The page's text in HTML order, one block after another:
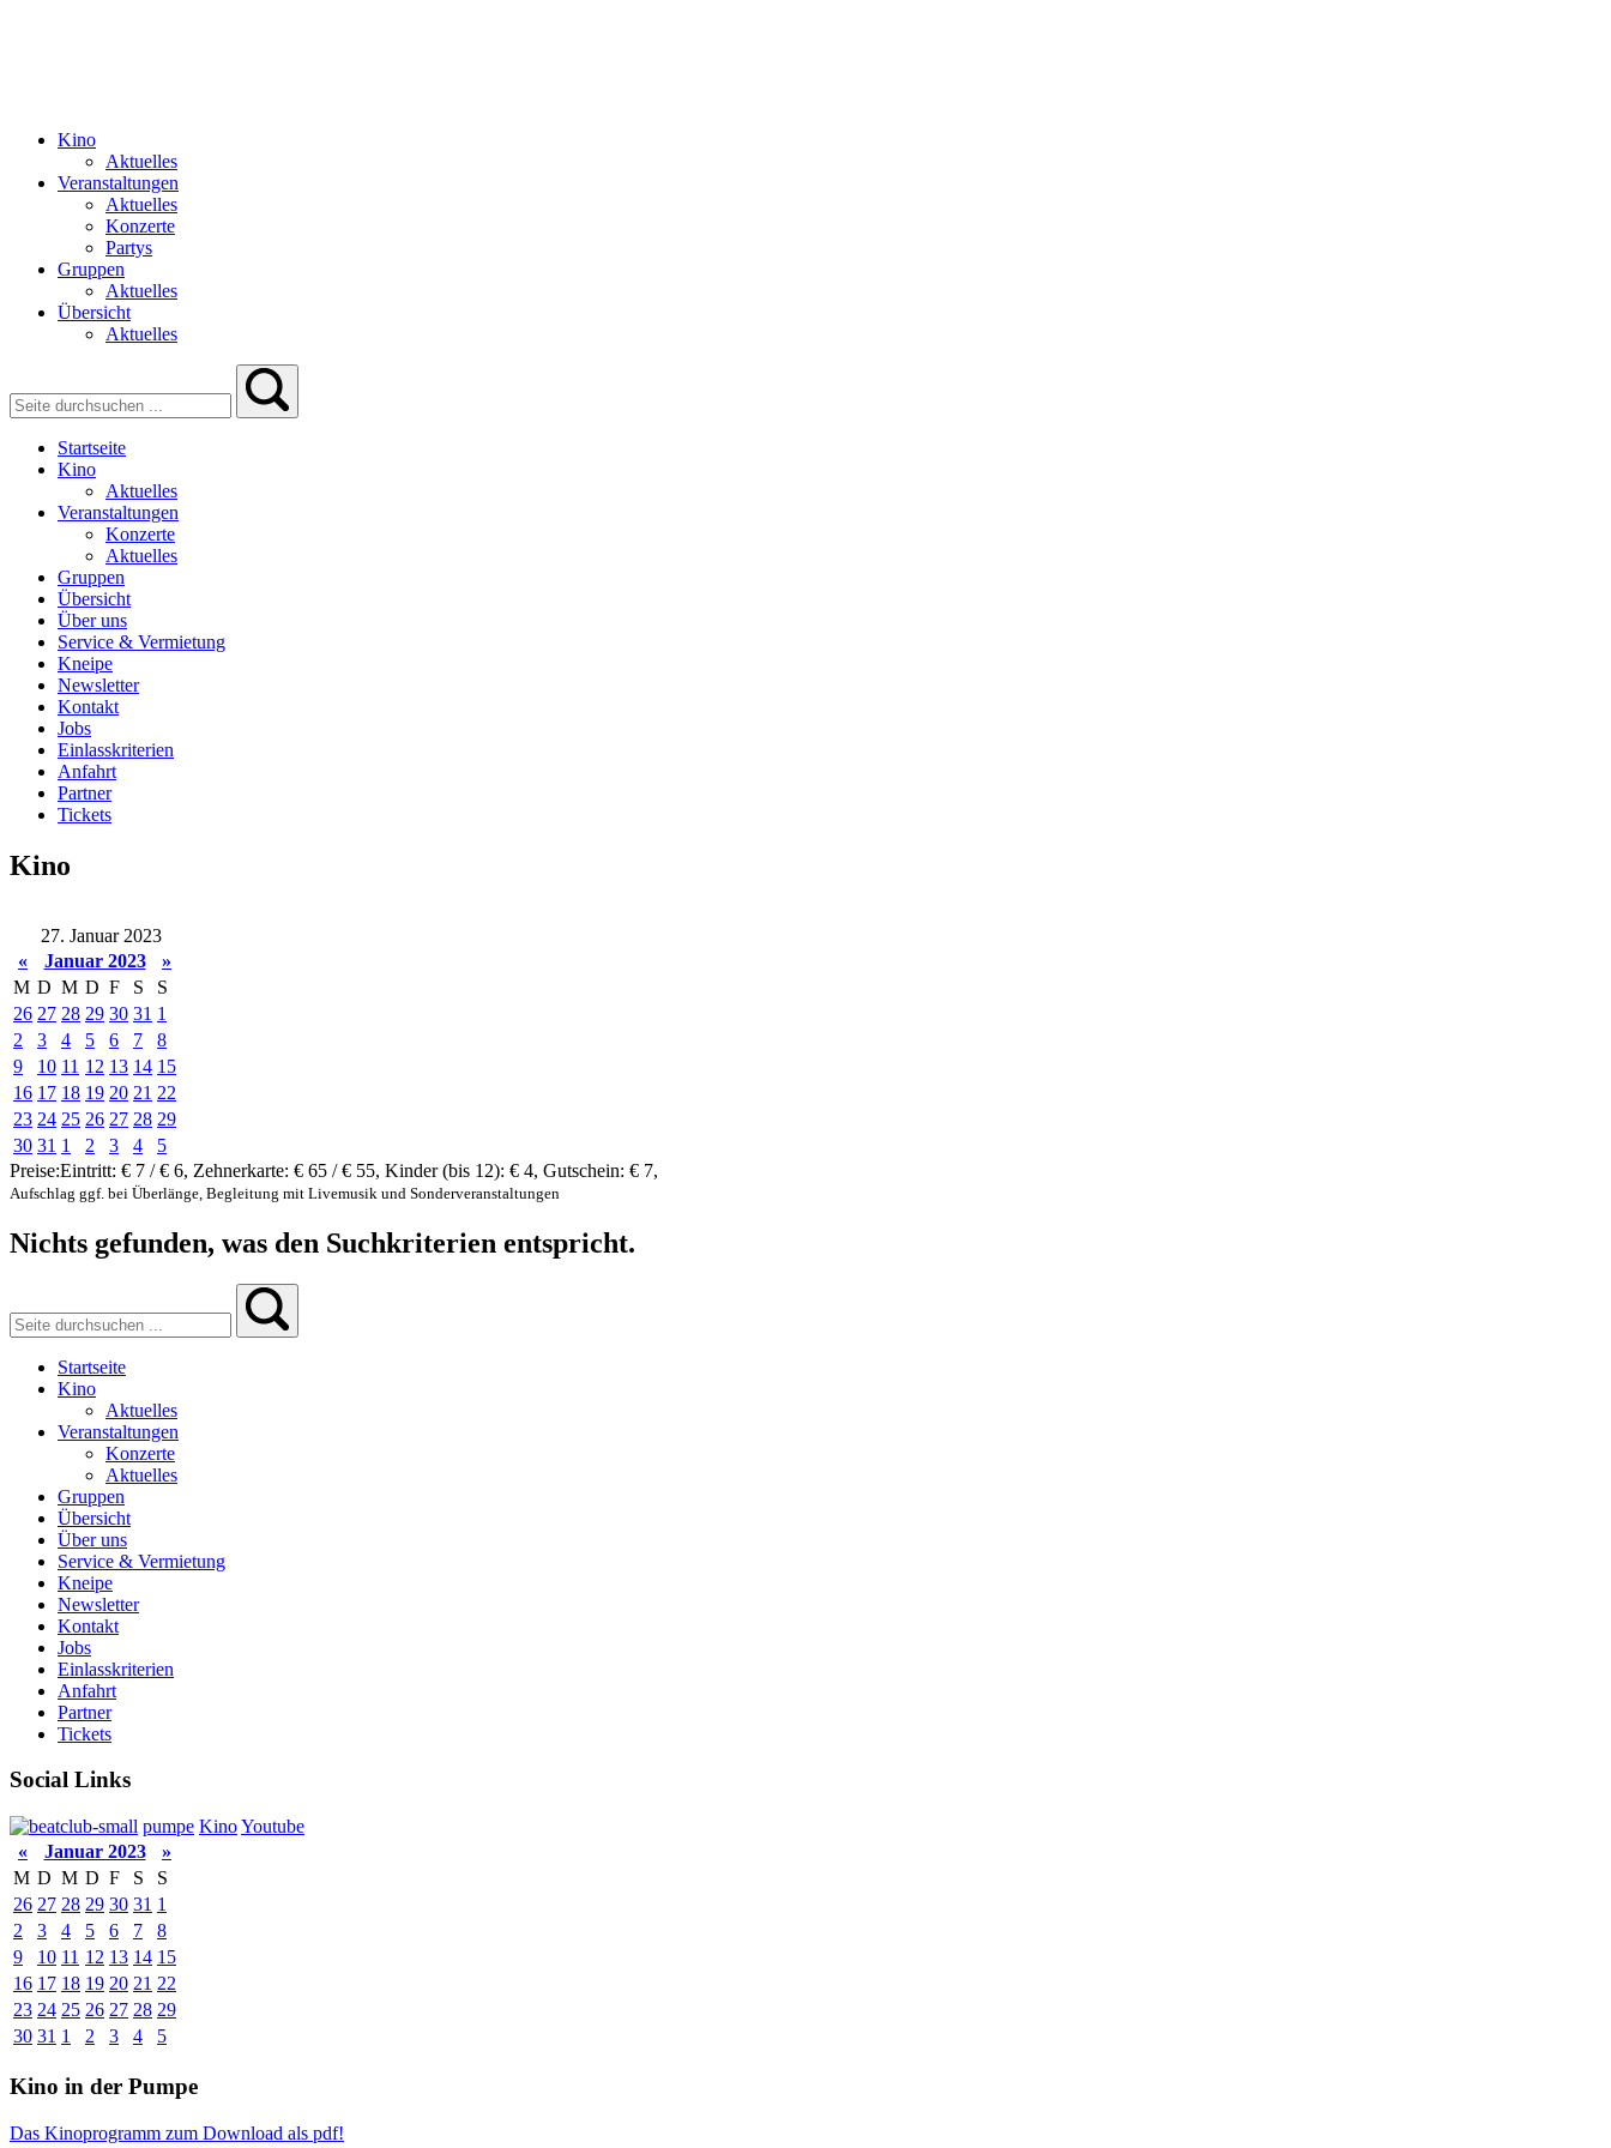
Kino
Aktuelles
Veranstaltungen
Aktuelles
Konzerte
Partys
Gruppen
Aktuelles
Übersicht
Aktuelles
Startseite
Kino
Aktuelles
Veranstaltungen
Konzerte
Aktuelles
Gruppen
Übersicht
Über uns
Service & Vermietung
Kneipe
Newsletter
Kontakt
Jobs
Einlasskriterien
Anfahrt
Partner
Tickets
Kino
27. Januar 2023
«
Januar 2023
»
M D M D F S
S
26 27 28 29 30 31 1
2
3 4 5 6 7
8
9
10 11 12 13 14 15
16 17 18 19 20 21 22
23 24 25 26 27 28 29
30 31 1 2 3 4
5
Preise:Eintritt: € 7 / € 6, Zehnerkarte: € 65 / € 55, Kinder (bis 12): € 4, Gutschein: € 7,
Aufschlag ggf. bei Überlänge, Begleitung mit Livemusik und Sonderveranstaltungen
Nichts gefunden, was den Suchkriterien entspricht.
Startseite
Kino
Aktuelles
Veranstaltungen
Konzerte
Aktuelles
Gruppen
Übersicht
Über uns
Service & Vermietung
Kneipe
Newsletter
Kontakt
Jobs
Einlasskriterien
Anfahrt
Partner
Tickets
Social Links
pumpe KinoYoutube
«
Januar 2023
»
M D M D F S
S
26 27 28 29 30 31 1
2
3 4 5 6 7
8
9
10 11 12 13 14 15
16 17 18 19 20 21 22
23 24 25 26 27 28 29
30 31 1 2 3 4 5
Kino in der Pumpe
Das Kinoprogramm zum Download als pdf!